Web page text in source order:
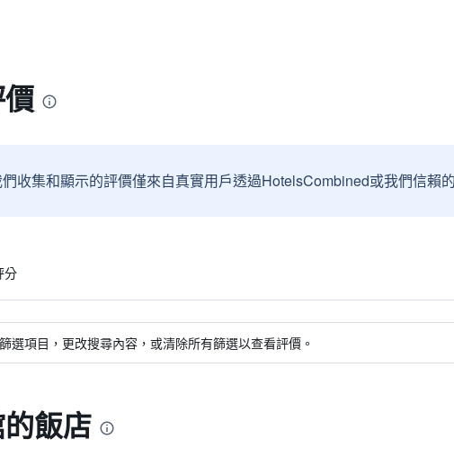
收集和顯示的評價僅來自真實用戶透過HotelsCombined或我們信賴
分
選項目，更改搜尋內容，或清除所有篩選以查看評價。
飯店